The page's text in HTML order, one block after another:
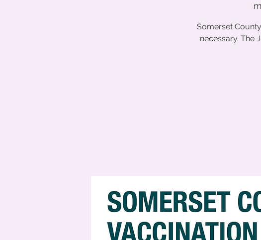
Somerset
necessary. The